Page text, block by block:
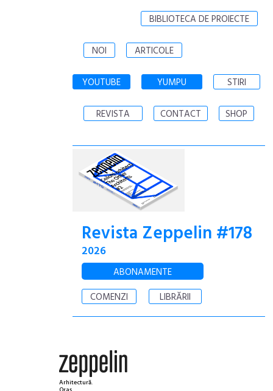
BIBLIOTECA DE PROIECTE
NOI ARTICOLE
YOUTUBE YUMPU STIRI
REVISTA CONTACT SHOP
Revista Zeppelin #178
2026
ABONAMENTE
COMENZI
LIBRĂRII
Arhitectură.